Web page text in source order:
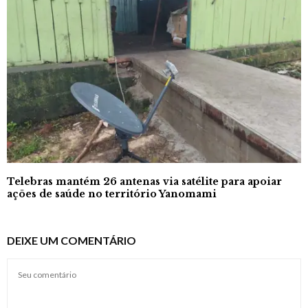
Telebras mantém 26 antenas via satélite para apoiar
ações de saúde no território Yanomami
DEIXE UM COMENTÁRIO